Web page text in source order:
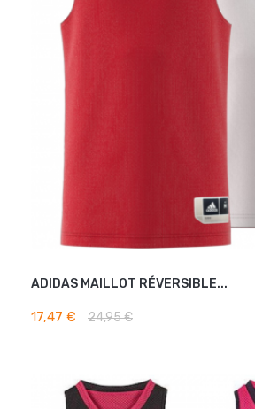
ADIDAS MAILLOT RÉVERSIBLE...
17,47 € 24,95 €